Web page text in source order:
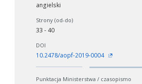
angielski
Strony (od-do)
33 - 40
DOI
10.2478/aopf-2019-0004
Punktacja Ministerstwa / czasopismo